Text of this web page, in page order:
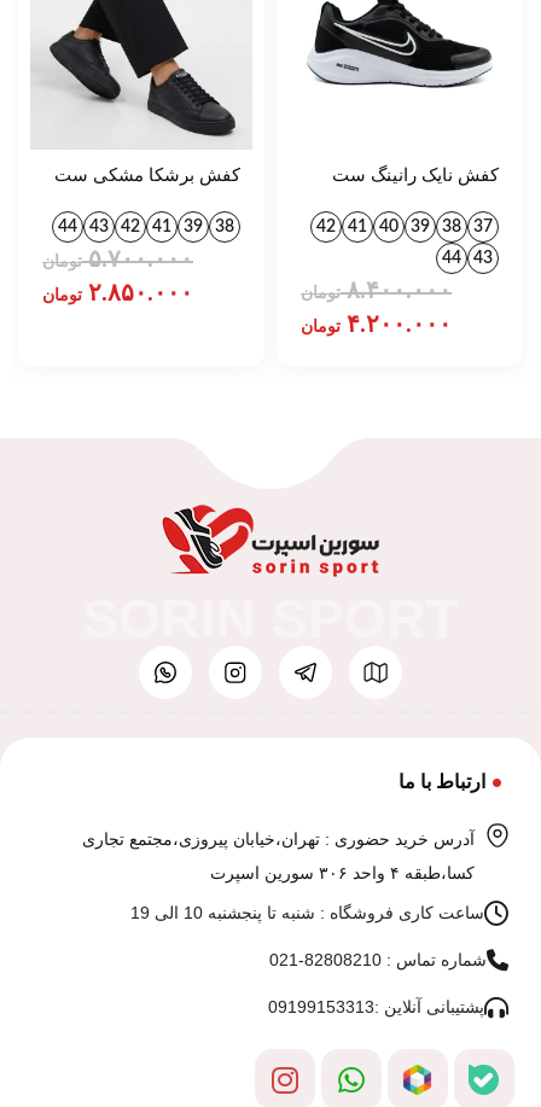
کفش نایک رانینگ ست
37
38
39
40
41
42
43
44
۸.۴۰۰.۰۰۰ تومان
۴.۲۰۰.۰۰۰ تومان
کفش برشکا مشکی ست
38
39
41
42
43
44
۵.۷۰۰.۰۰۰ تومان
۲.۸۵۰.۰۰۰ تومان
ارتباط با ما
آدرس خرید حضوری : تهران،خیابان پیروزی،مجتمع تجاری
کسا،طبقه ۴ واحد ۳۰۶ سورین اسپرت
ساعت کاری فروشگاه : شنبه تا پنجشنبه 10 الی 19
شماره تماس : 82808210-021
پشتیبانی آنلاین :09199153313